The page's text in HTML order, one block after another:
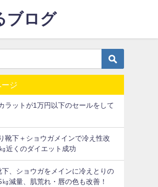
ブログ
ージ
ラットが1万円以下のセールをして
靴下＋ショウガメインで冷え性改
近くのダイエット成功
下、ショウガをメインに冷えとりの
減量、肌荒れ・唇の色も改善！